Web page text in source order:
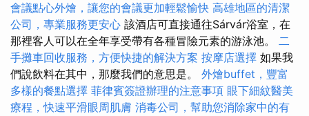
會議點心外燴，讓您的會議更加輕鬆愉快 高雄地區的清潔
公司，專業服務更安心 該酒店可直接通往Sárvár浴室，在
那裡客人可以在全年享受帶有各種冒險元素的游泳池。 二
手攤車回收服務，方便快捷的解決方案 按摩店選擇 如果我
們說飲料在其中，那麼我們的意思是。 外燴buffet，豐富
多樣的餐點選擇 菲律賓簽證辦理的注意事項 眼下細紋醫美
療程，快速平滑眼周肌膚 消毒公司，幫助您消除家中的有